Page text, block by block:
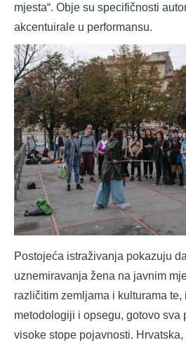
mjesta“. Obje su specifičnosti
akcentuirale u performansu.
Postojeća istraživanja pokazuju
uznemiravanja žena na javnim
različitim zemljama i kulturama te,
metodologiji i opsegu, gotovo sva
visoke stope pojavnosti.